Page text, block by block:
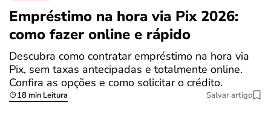
Empréstimo na hora via Pix 2026:
como fazer online e rápido
Descubra como contratar empréstimo na hora via
Pix, sem taxas antecipadas e totalmente online.
Confira as opções e como solicitar o crédito.
18 min Leitura Salvar artigo